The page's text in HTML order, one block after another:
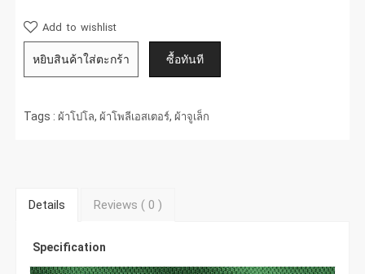
Add to wishlist
Tags :ผ้าโปโล,ผ้าโพลีเอสเตอร์,ผ้าจูเล็ก
Details Reviews ( 0)
Specification